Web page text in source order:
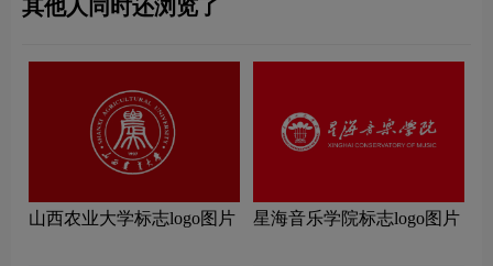
其他人同时还浏览了
山西农业大学标志logo图片 星海音乐学院标志logo图片